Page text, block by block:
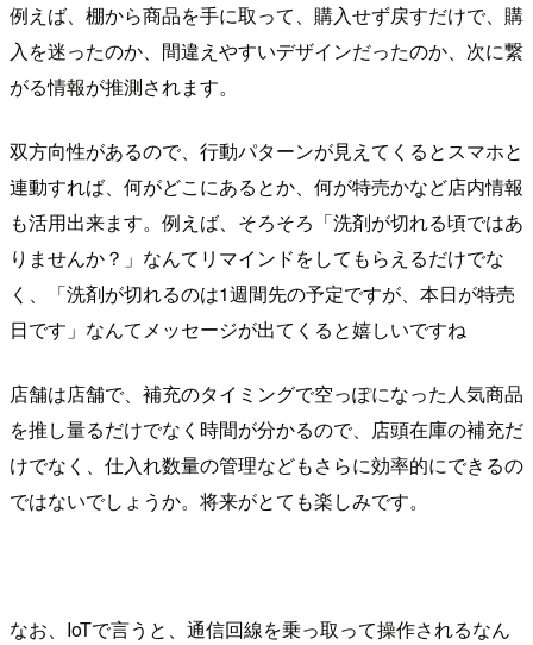
例えば、棚から商品を手に取って、購入せず戻すだけで、購
入を迷ったのか、間違えやすいデザインだったのか、次に繋
がる情報が推測されます。
双方向性があるので、行動パターンが見えてくるとスマホと
連動すれば、何がどこにあるとか、何が特売かなど店内情報
も活用出来ます。例えば、そろそろ「洗剤が切れる頃ではあ
りませんか？」なんてリマインドをしてもらえるだけでな
く、「洗剤が切れるのは1週間先の予定ですが、本日が特売
日です」なんてメッセージが出てくると嬉しいですね
店舗は店舗で、補充のタイミングで空っぽになった人気商品
を推し量るだけでなく時間が分かるので、店頭在庫の補充だ
けでなく、仕入れ数量の管理などもさらに効率的にできるの
ではないでしょうか。将来がとても楽しみです。
なお、IoTで言うと、通信回線を乗っ取って操作されるなん